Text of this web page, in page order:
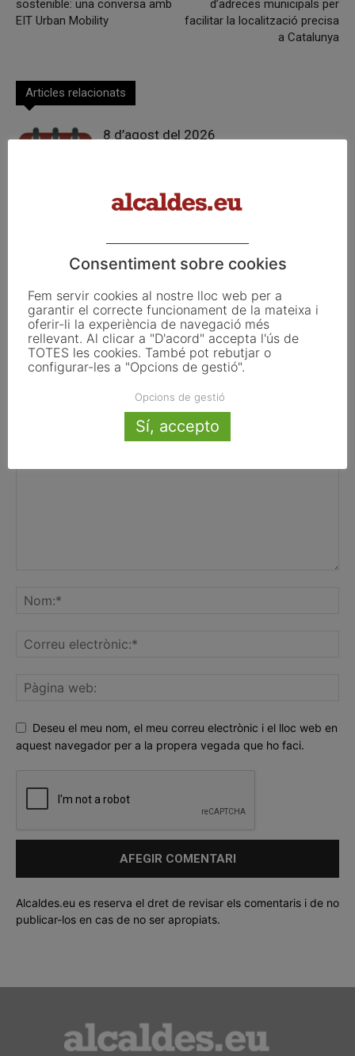
sostenible: una conversa amb
EIT Urban Mobility
d’adreces municipals per
facilitar la localització precisa
a Catalunya
Articles relacionats
8 d’agost del 2026
7 d’agost del 2026
6 d’agost del 2026
Deseu el meu nom, el meu correu electrònic i el lloc web en
aquest navegador per a la propera vegada que ho faci.
Alcaldes.eu es reserva el dret de revisar els comentaris i de no
publicar-los en cas de no ser apropiats.
Consentiment sobre cookies
Fem servir cookies al nostre lloc web per a
garantir el correcte funcionament de la mateixa i
oferir-li la experiència de navegació més
rellevant. Al clicar a "D'acord" accepta l'ús de
TOTES les cookies. També pot rebutjar o
configurar-les a "Opcions de gestió".
Opcions de gestió
Sí, accepto